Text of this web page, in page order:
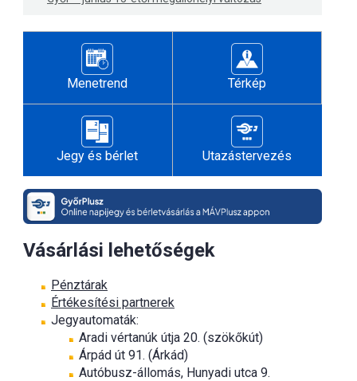
Menetrend Térkép
Jegy és bérlet Utazástervezés
Vásárlási lehetőségek
Pénztárak
Értékesítési partnerek
Jegyautomaták:
Aradi vértanúk útja 20. (szökőkút)
Árpád út 91. (Árkád)
Autóbusz-állomás, Hunyadi utca 9.